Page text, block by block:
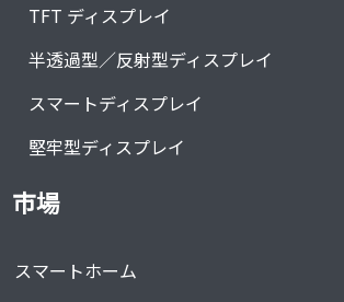
TFT ディスプレイ
半透過型／反射型ディスプレイ
スマートディスプレイ
堅牢型ディスプレイ
市場
スマートホーム